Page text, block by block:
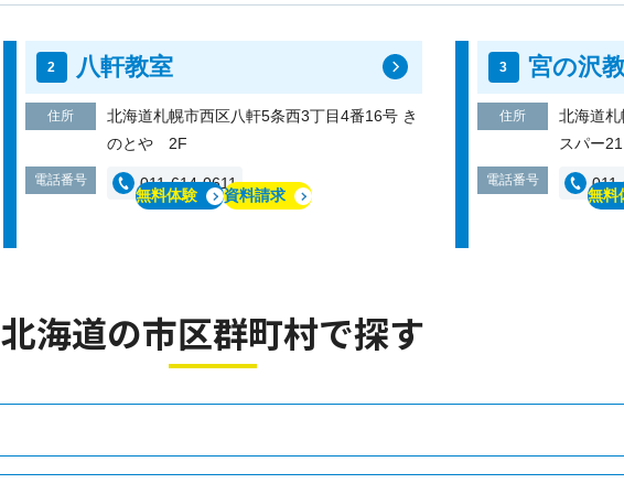
八軒教室
住所
北海道札幌市西区八軒5条西3丁目4番16号 き
のとや 2F
電話番号 011-614-0611
無料体験 資料請求
宮の沢
住所
北海道
スパー
電話番号
無料
北海道の市区群町村で探す